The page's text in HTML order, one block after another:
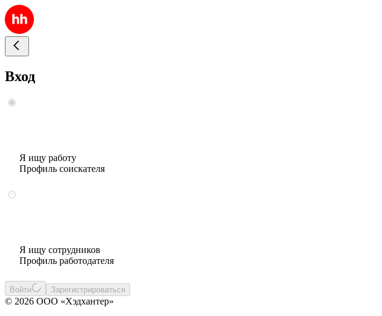
Вход
Я ищу работу
Профиль соискателя
Я ищу сотрудников
Профиль работодателя
Войти Зарегистрироваться
© 2026 ООО «Хэдхантер»